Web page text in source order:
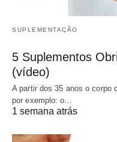
SUPLEMENTAÇÃO
5 Suplementos
(vídeo)
A partir dos 35 anos o corpo
por exemplo: o…
1 semana atrás